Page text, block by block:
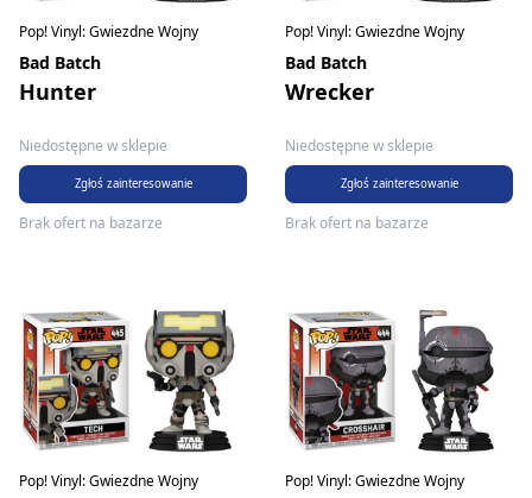
Pop! Vinyl: Gwiezdne Wojny
Bad Batch
Hunter
Niedostępne w sklepie
Zgłoś zainteresowanie
Brak ofert na bazarze
Pop! Vinyl: Gwiezdne Wojny
Bad Batch
Wrecker
Niedostępne w sklepie
Zgłoś zainteresowanie
Brak ofert na bazarze
Pop! Vinyl: Gwiezdne Wojny Pop! Vinyl: Gwiezdne Wojny